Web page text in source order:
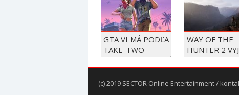
GTA VI MÁ PODĽA
TAKE-TWO
BEZPRECEDENTNÉ
PREDOBJEDNÁVKY
WAY OF THE
HUNTER 2
PC A
(c) 2019 SECTOR Online Entertainment /